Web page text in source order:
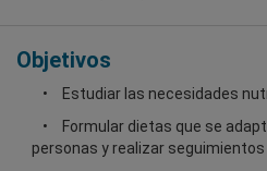
Objetivos
Estudiar las necesidades
Formular dietas que se
personas y realizar seguimientos